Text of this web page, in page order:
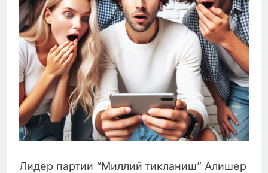
Лидер партии “Миллий тикланиш” Алишер